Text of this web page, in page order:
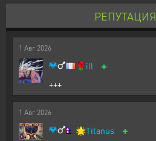
РЕПУТАЦИЯ
1 Авг 2026
🌹ill +
+++
1 Авг 2026
🌟Titanus +